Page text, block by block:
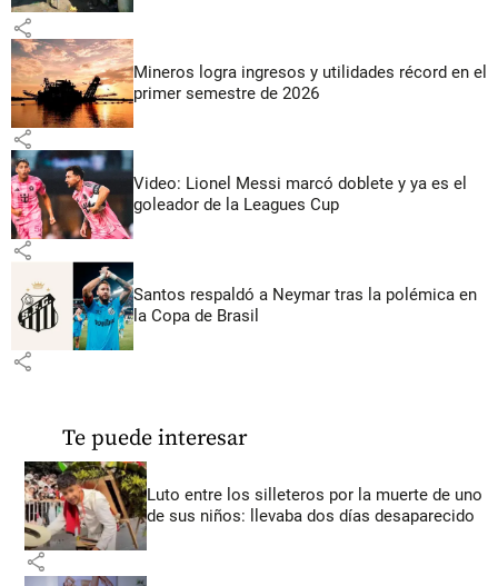
share
Mineros logra ingresos y utilidades récord en el
primer semestre de 2026
share
Video: Lionel Messi marcó doblete y ya es el
goleador de la Leagues Cup
share
Santos respaldó a Neymar tras la polémica en
la Copa de Brasil
share
Te puede interesar
Luto entre los silleteros por la muerte de uno
de sus niños: llevaba dos días desaparecido
share